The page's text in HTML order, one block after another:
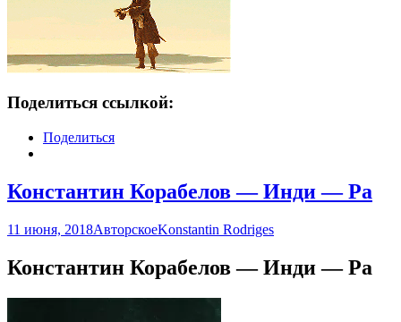
Поделиться ссылкой:
Поделиться
Константин Корабелов — Инди — Ра
11 июня, 2018АвторскоеKonstantin Rodriges
Константин Корабелов — Инди — Ра